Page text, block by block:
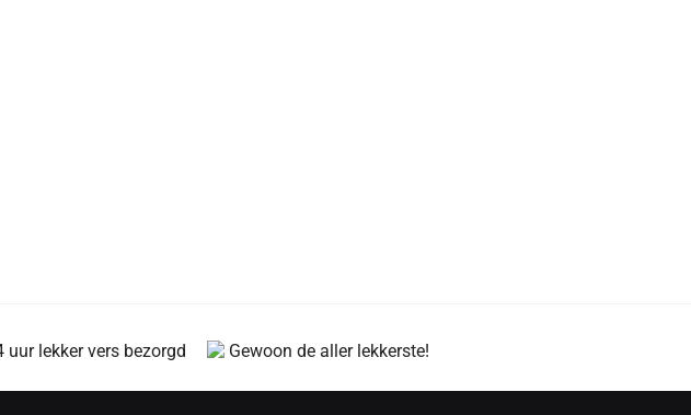
uur lekker vers bezorgd Gewoon de aller lekkerste!